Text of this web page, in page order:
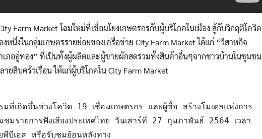
Farm Market โฉมใหม่ที่เชื่อมโยงเกษตรกรกับผู้บริโภคในเมือง สู้กับวิกฤติโควิด
นึ่งในกลุ่มเกษตรรายย่อยของเครือข่าย City Farm Market ได้แก่ “วิสาหกิจ
เภออู่ทอง” ที่เป็นทั้งผู้ผลิตและผู้ขายผักสดรวมทั้งสินค้าอื่นๆจากชาวบ้านในชุมชน
ยสิบครัวเรือน ให้แก่ผู้บริโภคใน City Farm Market
มที่เกิดขึ้นช่วงโควิด-19 เชื่อมเกษตรกร และผู้ซื้อ สร้างโมเดลแห่งการ
ชมรายการฟังเสียงประเทศไทย วันเสาร์ที่ 27 กุมภาพันธ์ 2564 เวลา